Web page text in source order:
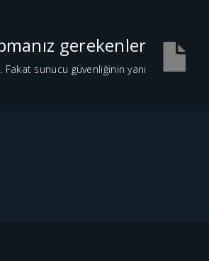
gerekenler
sunucu güvenliğinin yanı...